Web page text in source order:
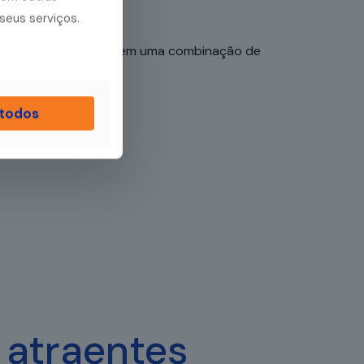
seja embasada em uma combinação de
serviços.